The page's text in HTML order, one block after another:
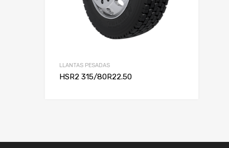
LLANTAS PESADAS
HSR2 315/80R22.50